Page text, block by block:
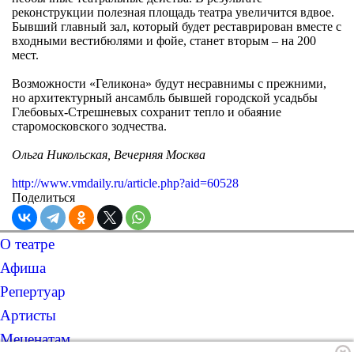
реконструкции полезная площадь театра увеличится вдвое.
Бывший главный зал, который будет реставрирован вместе с
входными вестибюлями и фойе, станет вторым – на 200
мест.
Возможности «Геликона» будут несравнимы с прежними,
но архитектурный ансамбль бывшей городской усадьбы
Глебовых-Стрешневых сохранит тепло и обаяние
старомосковского зодчества.
Ольга Никольская, Вечерняя Москва
http://www.vmdaily.ru/article.php?aid=60528
Поделиться
О театре
Афиша
Репертуар
Артисты
Меценатам